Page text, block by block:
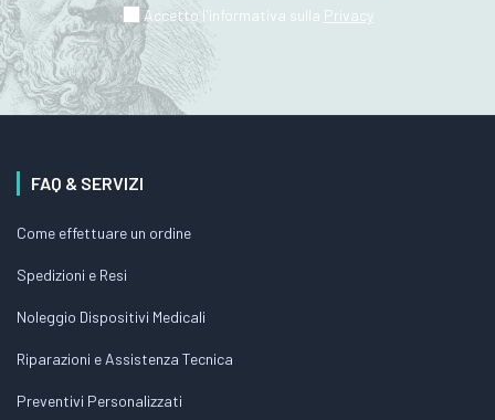
Accetto l'informativa sulla Privacy
FAQ & SERVIZI
Come effettuare un ordine
Spedizioni e Resi
Noleggio Dispositivi Medicali
Riparazioni e Assistenza Tecnica
Preventivi Personalizzati